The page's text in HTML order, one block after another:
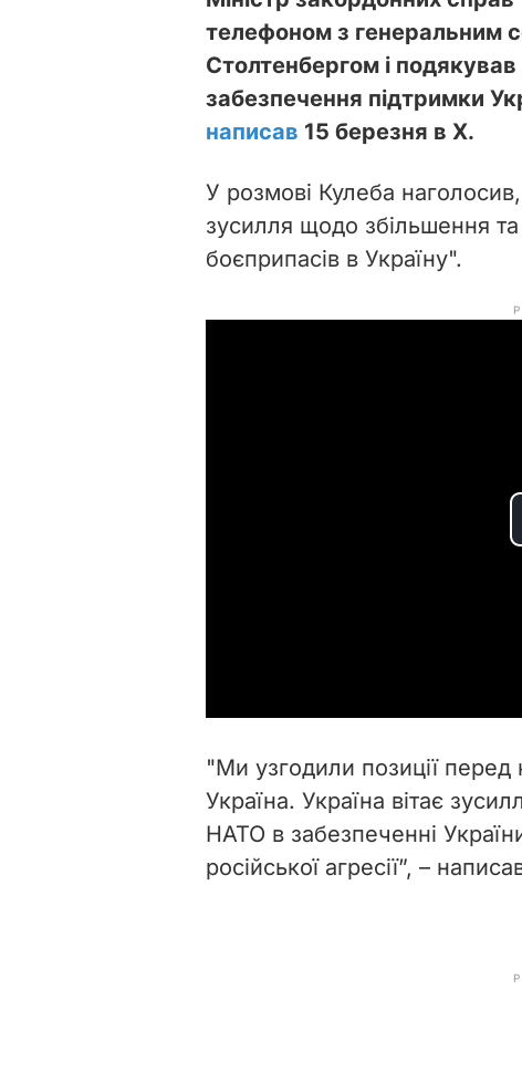
телефоном з генеральним
Столтенбергом і
забезпечення підтримки
написав 15 березня в Х.
У розмові Кулеба
зусилля щодо збільшення
боєприпасів в Україну".
"Ми узгодили позиції
Україна. Україна вітає
НАТО в забезпеченні
російської агресії”, –